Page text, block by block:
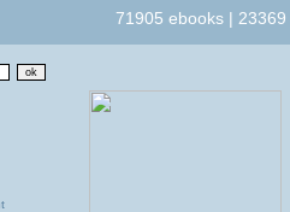
71905 ebooks |